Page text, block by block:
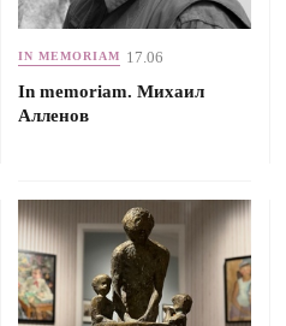
IN MEMORIAM 17.06
In memoriam. Михаил
Алленов